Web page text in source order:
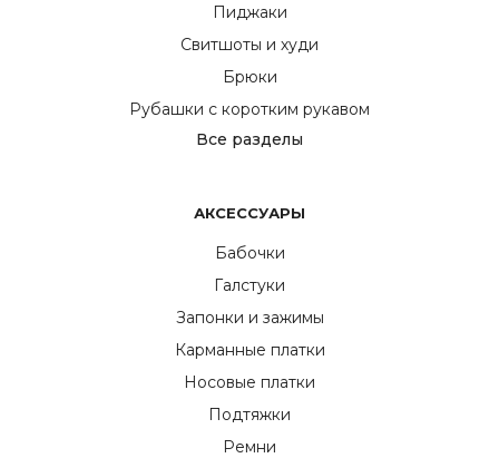
Пиджаки
Свитшоты и худи
Брюки
Рубашки с коротким рукавом
Все разделы
АКСЕССУАРЫ
Бабочки
Галстуки
Запонки и зажимы
Карманные платки
Носовые платки
Подтяжки
Ремни